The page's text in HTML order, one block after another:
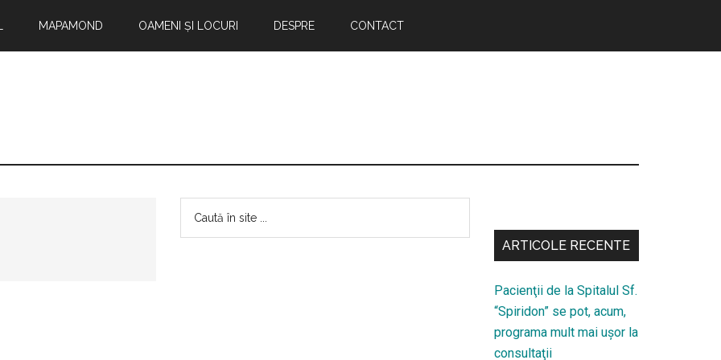
MAPAMOND OAMENI ȘI LOCURI DESPRE CONTACT
Bara
principală
secundara
ARTICOLE RECENTE
Pacienţii de la Spitalul Sf.
“Spiridon” se pot, acum,
programa mult mai uşor la
consultaţii